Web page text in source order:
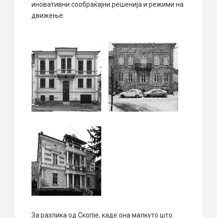
иновативни сообраќајни решенија и режими на
движење.
За разлика од Скопје, каде она малкуто што